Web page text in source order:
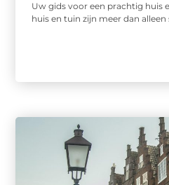
Uw gids voor een prachtig huis
huis en tuin zijn meer dan alleen